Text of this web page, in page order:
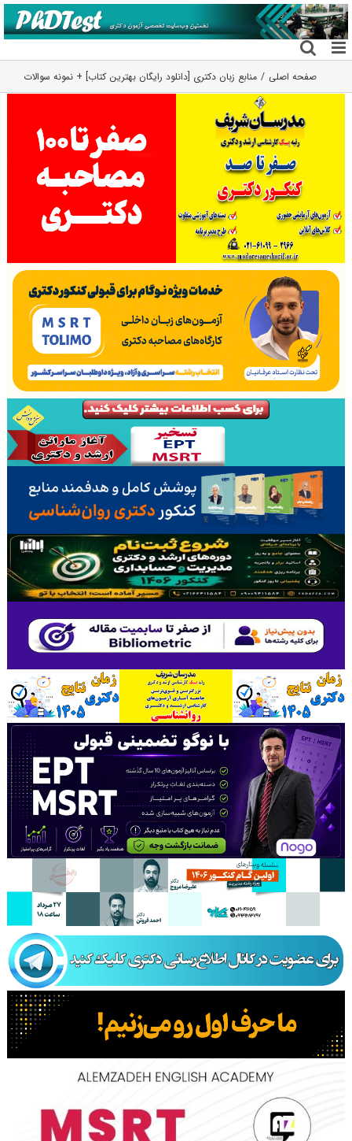
رفتن
به
محتوا
صفحه اصلی منابع زبان دکتری [دانلود رایگان بهترین کتاب] + نمونه سوالات